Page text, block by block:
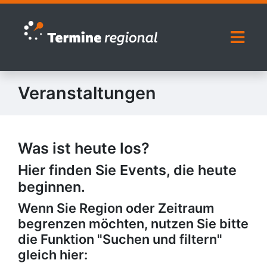
Zur Navigation springen
Zum Inhalt springen
Veranstaltungen
Was ist heute los?
Hier finden Sie Events, die heute
beginnen.
Wenn Sie Region oder Zeitraum
begrenzen möchten, nutzen Sie bitte
die Funktion "Suchen und filtern"
gleich hier: